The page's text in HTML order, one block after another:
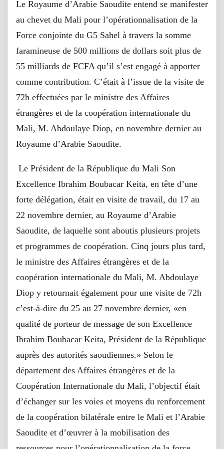
Le Royaume d’Arabie Saoudite entend se manifester
au chevet du Mali pour l’opérationnalisation de la
Force conjointe du G5 Sahel à travers la somme
faramineuse de 500 millions de dollars soit plus de
55 milliards de FCFA qu’il s’est engagé à apporter
comme contribution. C’était à l’issue de la visite de
72h effectuées par le ministre des Affaires
étrangères et de la coopération internationale du
Mali, M. Abdoulaye Diop, en novembre dernier au
Royaume d’Arabie Saoudite.
Le Président de la République du Mali Son
Excellence Ibrahim Boubacar Keita, en tête d’une
forte délégation, était en visite de travail, du 17 au
22 novembre dernier, au Royaume d’Arabie
Saoudite, de laquelle sont aboutis plusieurs projets
et programmes de coopération. Cinq jours plus tard,
le ministre des Affaires étrangères et de la
coopération internationale du Mali, M. Abdoulaye
Diop y retournait également pour une visite de 72h
c’est-à-dire du 25 au 27 novembre dernier, «en
qualité de porteur de message de son Excellence
Ibrahim Boubacar Keita, Président de la République
auprès des autorités saoudiennes.» Selon le
département des Affaires étrangères et de la
Coopération Internationale du Mali, l’objectif était
d’échanger sur les voies et moyens du renforcement
de la coopération bilatérale entre le Mali et l’Arabie
Saoudite et d’œuvrer à la mobilisation des